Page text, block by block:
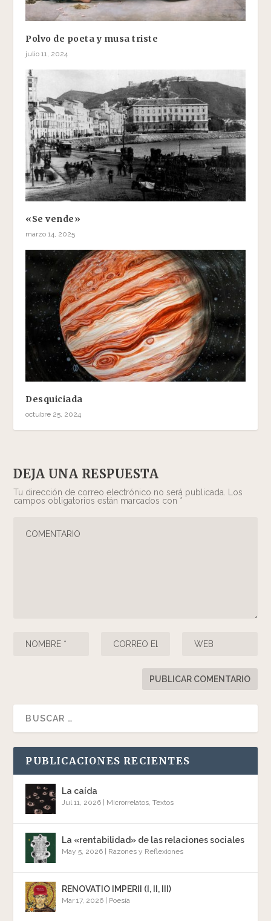
Polvo de poeta y musa triste
julio 11, 2024
«Se vende»
marzo 14, 2025
Desquiciada
octubre 25, 2024
DEJA UNA RESPUESTA
Tu dirección de correo electrónico no será publicada. Los
campos obligatorios están marcados con *
PUBLICACIONES RECIENTES
La caída
Jul 11, 2026 Microrrelatos,Textos
La «rentabilidad» de las relaciones sociales
May 5, 2026 Razones y Reflexiones
RENOVATIO IMPERII (I, II, III)
Mar 17, 2026 Poesía